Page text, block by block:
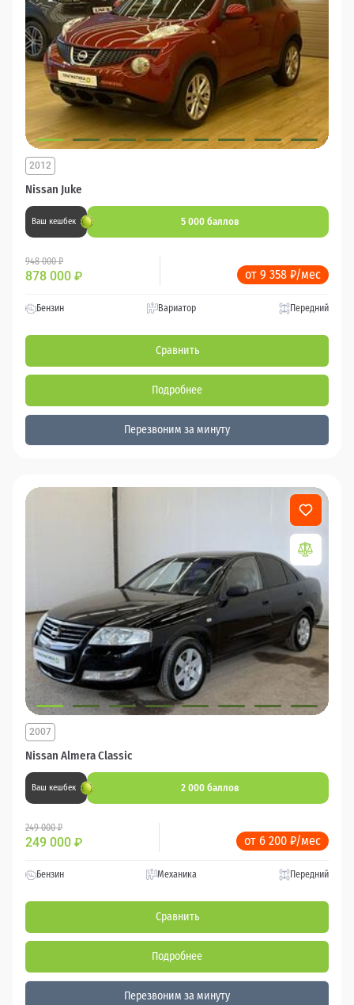
Nissan Juke
2012
Ваш кешбек 5 000 баллов
948 000 ₽
878 000 ₽ от 9 358 ₽/мес
Бензин Вариатор Передний
Сравнить
Подробнее
Перезвоним за минуту
Nissan Almera Classic
2007
Ваш кешбек 2 000 баллов
249 000 ₽
249 000 ₽ от 6 200 ₽/мес
Бензин Механика Передний
Сравнить
Подробнее
Перезвоним за минуту